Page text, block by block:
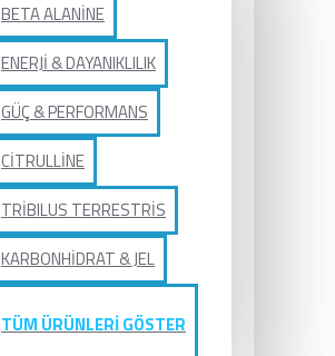
BETA ALANİNE
ENERJİ & DAYANIKLILIK
GÜÇ & PERFORMANS
CİTRULLİNE
TRİBILUS TERRESTRİS
KARBONHİDRAT & JEL
TÜM ÜRÜNLERİ GÖSTER